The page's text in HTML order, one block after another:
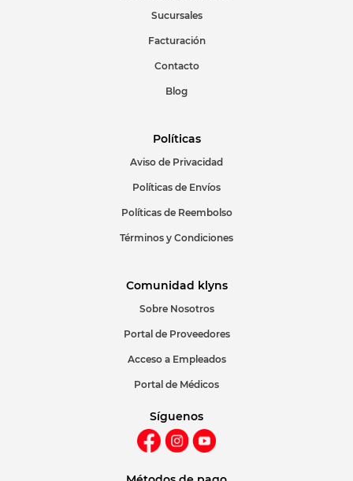
ENVIAR COMENTARIO
Sucursales
Facturación
Contacto
Blog
Políticas
Aviso de Privacidad
Políticas de Envíos
Políticas de Reembolso
Términos y Condiciones
Comunidad klyns
Sobre Nosotros
Portal de Proveedores
Acceso a Empleados
Portal de Médicos
Síguenos